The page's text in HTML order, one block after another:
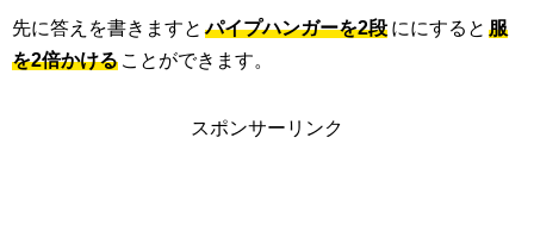
先に答えを書きますと パイプハンガーを2段 ににすると 服
を2倍かける ことができます。
スポンサーリンク